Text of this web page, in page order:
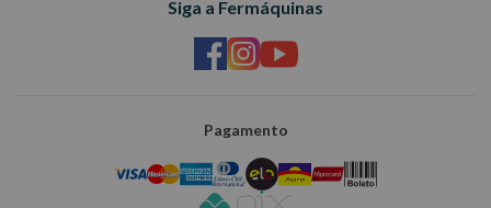
Siga a Fermáquinas
Pagamento